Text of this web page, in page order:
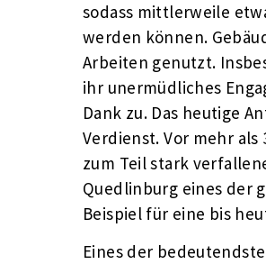
sodass mittlerweile
werden können.
Arbeiten genutzt.
ihr unermüdliches
Dank zu. Das heutige
Verdienst. Vor mehr
zum Teil stark
Quedlinburg eines der
Beispiel für eine bis
Eines der